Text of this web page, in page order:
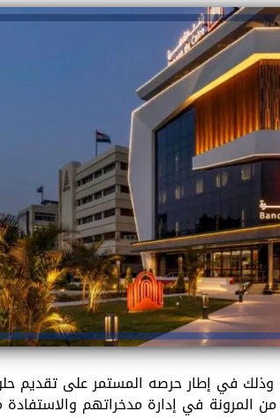
وذلك في إطار حرصه المستمر على تقديم
المرونة في إدارة مدخراتهم